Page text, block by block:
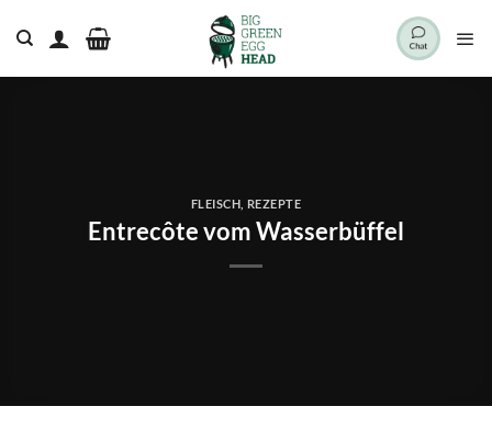
Inhalt
FLEISCH REZEPTE
Entrecôte vom Wasserbüffel